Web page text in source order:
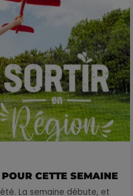
CETTE SEMAINE
La semaine débute, et